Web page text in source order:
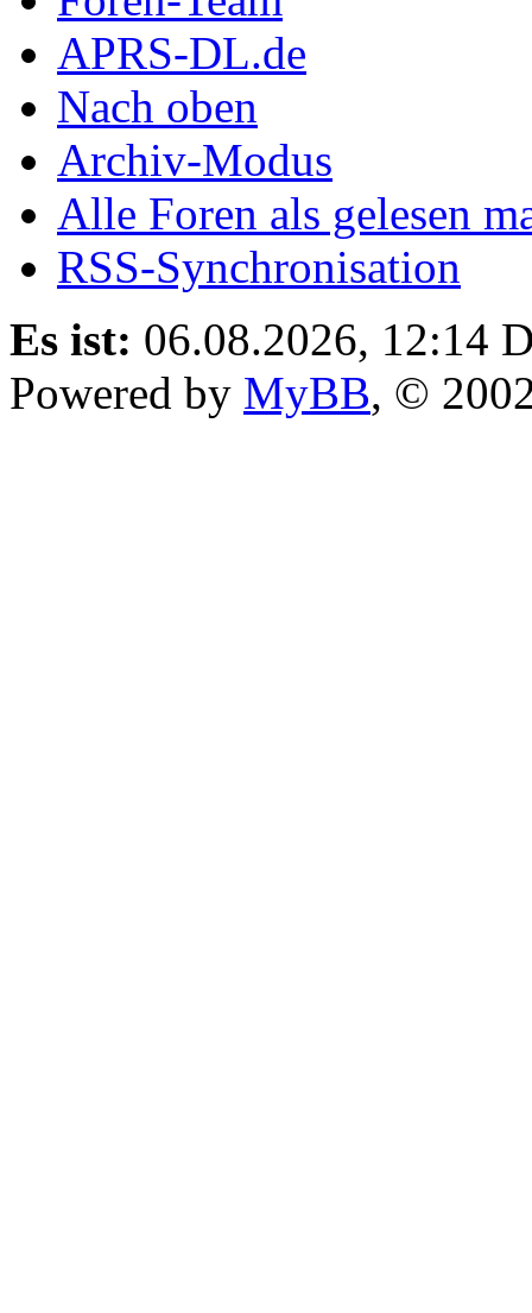
APRS-DL.de
Nach oben
Archiv-Modus
Alle Foren als gelesen
RSS-Synchronisation
Es ist: 06.08.2026, 12:14
Powered by MyBB, ©